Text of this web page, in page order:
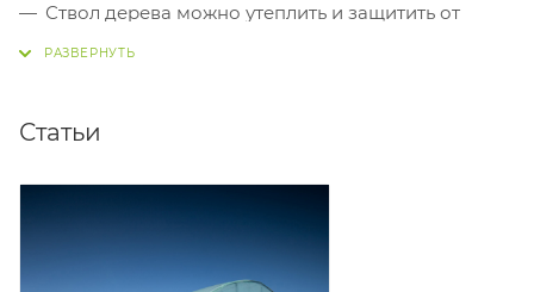
Ствол дерева можно утеплить и защитить от
мелких грызунов, намотав спанбонд в 2-3 слоя.
Статьи